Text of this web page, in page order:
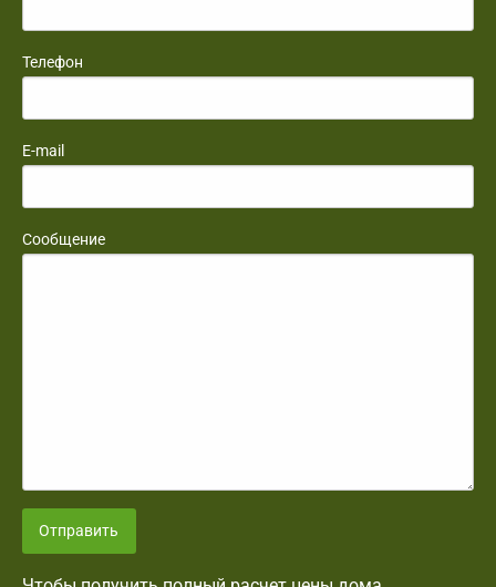
Телефон
E-mail
Сообщение
Отправить